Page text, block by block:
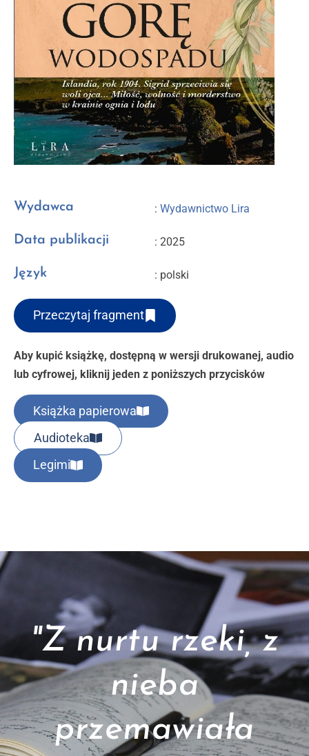
Wydawca : Wydawnictwo Lira
Data publikacji : 2025
Język : polski
Przeczytaj fragment
Aby kupić książkę, dostępną w wersji drukowanej, audio
lub cyfrowej, kliknij jeden z poniższych przycisków
Książka papierowa
Audioteka
Legimi
"Z nurtu rzeki, z
nieba
przemawiała